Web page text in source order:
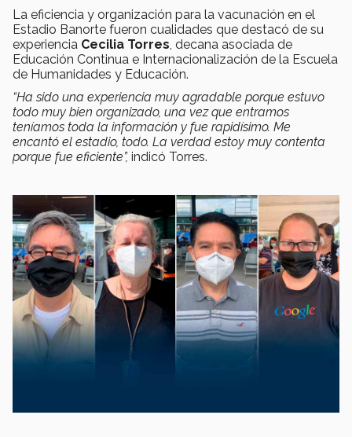
La eficiencia y organización para la vacunación en el
Estadio Banorte fueron cualidades que destacó de su
experiencia Cecilia Torres , decana asociada de
Educación Continua e Internacionalización de la Escuela
de Humanidades y Educación.
“Ha sido una experiencia muy agradable porque estuvo
todo muy bien organizado, una vez que entramos
teníamos toda la información y fue rapidísimo. Me
encantó el estadio, todo. La verdad estoy muy contenta
porque fue eficiente”, indicó Torres.